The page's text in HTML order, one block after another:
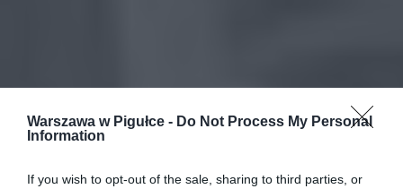
Warszawa w Pigułce - Do Not Process My Personal
Information
If you wish to opt-out of the sale, sharing to third parties, or